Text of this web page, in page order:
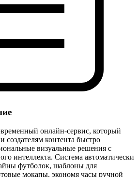
онлайн‑сервис, который
создателям контента быстро
визуальные решения с
интеллекта. Система автоматически
футболок, шаблоны для
мокапы, экономя часы ручной